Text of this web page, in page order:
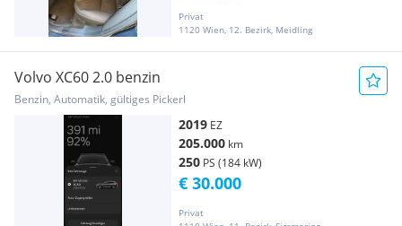
Privat
1120 Wien, 12. Bezirk, Meidling
Volvo XC60 2.0 benzin
Benzin, Automatik, gültiges Pickerl
2019 EZ
205.000 km
250 PS (184 kW)
Privat
€ 30.000